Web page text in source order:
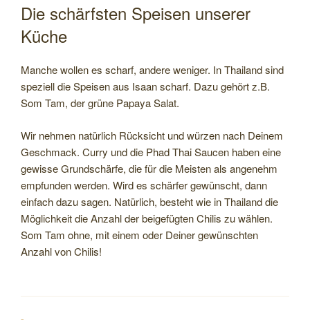
Die schärfsten Speisen unserer
Küche
Manche wollen es scharf, andere weniger. In Thailand sind
speziell die Speisen aus Isaan scharf. Dazu gehört z.B.
Som Tam, der grüne Papaya Salat.
Wir nehmen natürlich Rücksicht und würzen nach Deinem
Geschmack. Curry und die Phad Thai Saucen haben eine
gewisse Grundschärfe, die für die Meisten als angenehm
empfunden werden. Wird es schärfer gewünscht, dann
einfach dazu sagen. Natürlich, besteht wie in Thailand die
Möglichkeit die Anzahl der beigefügten Chilis zu wählen.
Som Tam ohne, mit einem oder Deiner gewünschten
Anzahl von Chilis!